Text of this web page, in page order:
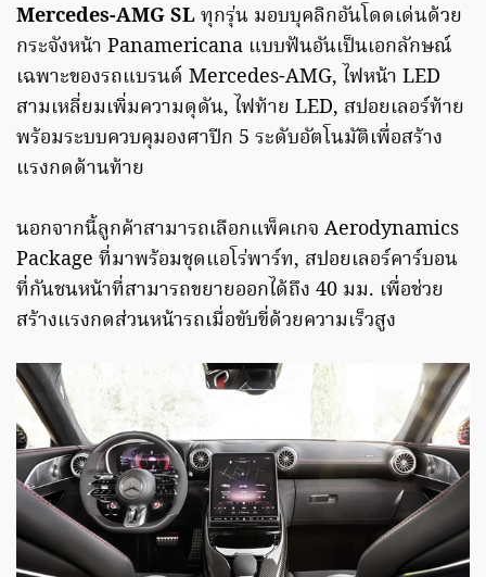
Mercedes-AMG SLทุกรุ่น มอบบุคลิกอันโดดเด่นด้วย
กระจังหน้า Panamericana แบบฟันอันเป็นเอกลักษณ์
เฉพาะของรถแบรนด์ Mercedes-AMG, ไฟหน้า LED
สามเหลี่ยมเพิ่มความดุดัน, ไฟท้าย LED, สปอยเลอร์ท้าย
พร้อมระบบควบคุมองศาปีก 5 ระดับอัตโนมัติเพื่อสร้าง
แรงกดด้านท้าย
นอกจากนี้ลูกค้าสามารถเลือกแพ็คเกจ Aerodynamics
Package ที่มาพร้อมชุดแอโร่พาร์ท, สปอยเลอร์คาร์บอน
ที่กันชนหน้าที่สามารถขยายออกได้ถึง 40 มม. เพื่อช่วย
สร้างแรงกดส่วนหน้ารถเมื่อขับขี่ด้วยความเร็วสูง